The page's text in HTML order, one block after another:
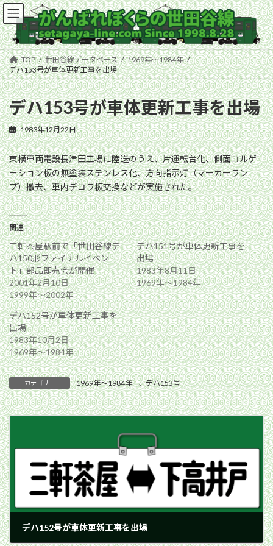
コ
ン
テ
ン
ツ
へ
ス
キ
ッ
プ
ナ
ビ
ゲ
ー
シ
ョ
ン
に
移
動
TOP 世田谷線データベース
1969年〜1984年
デハ153号が車体更新工事を出場
デハ153号が車体更新工事を出場
1983年12月22日
東横車両電設長津田工場に陸送のうえ、片運転台化、側面コルゲ
ーション板の無塗装ステンレス化、方向指示灯（マーカーラン
プ）撤去、車内デコラ板交換などが実施された。
関連
三軒茶屋駅前で「世田谷線デ
ハ150形ファイナルイベン
ト」部品即売会が開催
2001年2月10日
1999年〜2002年
デハ151号が車体更新工事を
出場
1983年8月11日
1969年〜1984年
デハ152号が車体更新工事を
出場
1983年10月2日
1969年〜1984年
カテゴリー 1969年〜1984年 、デハ153号
デハ152号が車体更新工事を出場